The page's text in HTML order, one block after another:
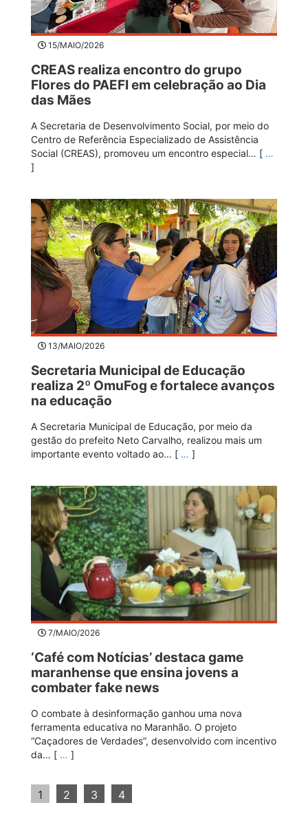
15/MAIO/2026
CREAS realiza encontro do grupo
Flores do PAEFI em celebração ao Dia
das Mães
A Secretaria de Desenvolvimento Social, por meio do
Centro de Referência Especializado de Assistência
Social (CREAS), promoveu um encontro especial… [ …
]
13/MAIO/2026
Secretaria Municipal de Educação
realiza 2º OmuFog e fortalece avanços
na educação
A Secretaria Municipal de Educação, por meio da
gestão do prefeito Neto Carvalho, realizou mais um
importante evento voltado ao… [ … ]
7/MAIO/2026
‘Café com Notícias’ destaca game
maranhense que ensina jovens a
combater fake news
O combate à desinformação ganhou uma nova
ferramenta educativa no Maranhão. O projeto
“Caçadores de Verdades”, desenvolvido com incentivo
da… [ … ]
1 2 3 4